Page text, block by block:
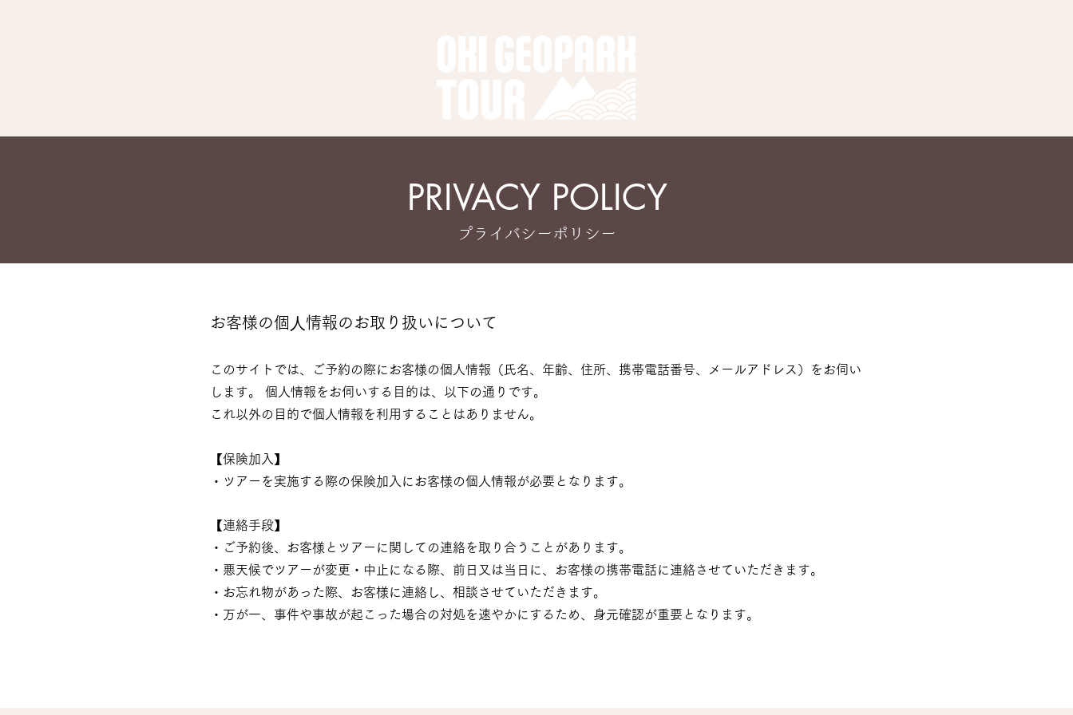
PRIVACY POLICY
プライバシーポリシー
お客様の個⼈情報のお取り扱いについて
このサイトでは、ご予約の際にお客様の個人情報（氏名、年齢、住所、携帯電話番号、メールアドレス）をお伺い
します。 個人情報をお伺いする目的は、以下の通り です。
これ以外の目的で個人情報を利用することはありません。
【保険加入】
・ツアーを実施する際の保険加入にお客様の個人情報が必要となります。
【連絡手段】
・ご予約後、お客様とツアーに関し ての連絡を取り合うことがあります。
・悪天候でツアーが変更・中止になる際、前日又は当日に、お客様の携帯電話に連絡させていただきます。
・お忘れ物があった際、お客様に連絡し、相談させていただきます。
​・万が一、事件や事故が起こった場合の対処を速やかにするため、身元確認が重要となります。